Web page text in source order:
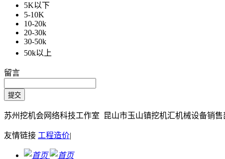
5K以下
5-10K
10-20k
20-30k
30-50k
50k以上
留言
苏州挖机会网络科技工作室 昆山市玉山镇挖机汇机械设备销售
友情链接 工程造价|